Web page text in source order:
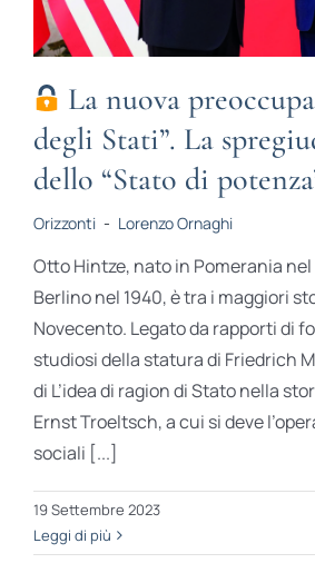
La nuova
degli Stati”. La
dello “Stato di
Orizzonti - Lorenzo Ornaghi
Otto Hintze, nato in Pomerania nel
Berlino nel 1940, è tra i maggiori
Novecento. Legato da rapporti di
studiosi della statura di Friedrich
di L’idea di ragion di Stato nella
Ernst Troeltsch, a cui si deve
sociali [...]
19 Settembre 2023
Leggi di più